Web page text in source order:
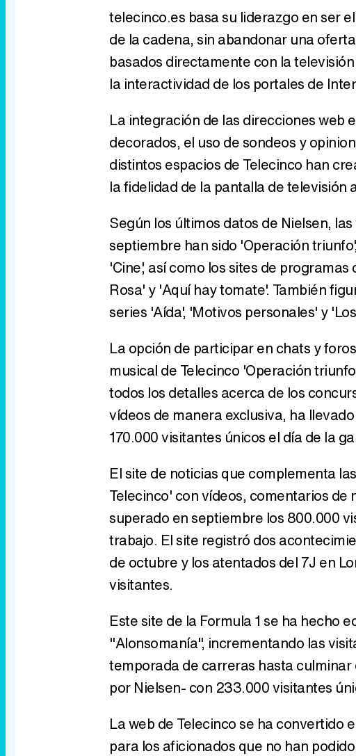
telecinco.es basa su liderazgo en ser
de la cadena, sin abandonar una
basados directamente con la
la interactividad de los portales de
La integración de las direcciones web
decorados, el uso de sondeos y
distintos espacios de Telecinco han
la fidelidad de la pantalla de televisión
Según los últimos datos de Nielsen,
septiembre han sido 'Operación
'Cine', así como los sites de
Rosa' y 'Aquí hay tomate'. También
series 'Aída', 'Motivos personales' y
La opción de participar en chats y
musical de Telecinco 'Operación
todos los detalles acerca de los
vídeos de manera exclusiva, ha
170.000 visitantes únicos el día de la
El site de noticias que complementa
Telecinco' con vídeos, comentarios de
superado en septiembre los 800.000
trabajo. El site registró dos
de octubre y los atentados del 7J en
visitantes.
Este site de la Formula 1 se ha hecho
"Alonsomanía", incrementando las
temporada de carreras hasta
por Nielsen- con 233.000 visitantes
La web de Telecinco se ha convertido
para los aficionados que no han